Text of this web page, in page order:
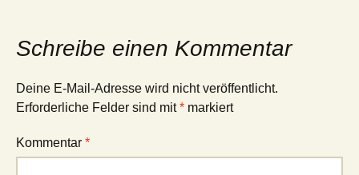
Schreibe einen Kommentar
Deine E-Mail-Adresse wird nicht veröffentlicht.
Erforderliche Felder sind mit* markiert
Kommentar *